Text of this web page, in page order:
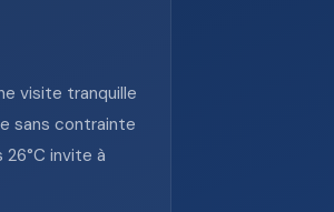
visite tranquille
sans contrainte
invite à